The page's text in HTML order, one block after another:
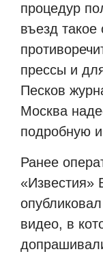
процедур
въезд
прессы и
Песков
Москва
подробную
Ранее
«Известия»
видео, в